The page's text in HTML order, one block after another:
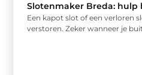
Slotenmaker Breda:
Een kapot slot of een verloren
verstoren. Zeker wanneer je